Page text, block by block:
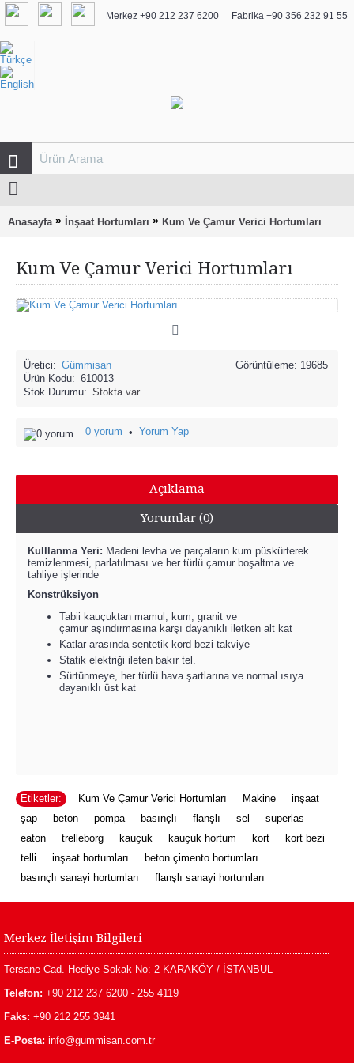
Merkez +90 212 237 6200 Fabrika +90 356 232 91 55
Anasayfa » İnşaat Hortumları » Kum Ve Çamur Verici Hortumları
Kum Ve Çamur Verici Hortumları
Görüntüleme: 19685
Üretici: Gümmisan
Ürün Kodu: 610013
Stok Durumu: Stokta var
0 yorum • Yorum Yap
Açıklama
Yorumlar (0)
Kulllanma Yeri: Madeni levha ve parçaların kum püskürterek
temizlenmesi, parlatılması ve her türlü çamur boşaltma ve
tahliye işlerinde
Konstrüksiyon
Tabii kauçuktan mamul, kum, granit ve
çamur aşındırmasına karşı dayanıklı iletken alt kat
Katlar arasında sentetik kord bezi takviye
Statik elektriği ileten bakır tel.
Sürtünmeye, her türlü hava şartlarına ve normal ısıya
dayanıklı üst kat
Etiketler: Kum Ve Çamur Verici Hortumları Makine inşaat
şap
beton pompa basınçlı flanşlı sel superlas
eaton
trelleborg kauçuk kauçuk hortum kort kort bezi
telli
inşaat hortumları beton çimento hortumları
basınçlı sanayi hortumları
flanşlı sanayi hortumları
Merkez İletişim Bilgileri
Tersane Cad. Hediye Sokak No: 2 KARAKÖY / İSTANBUL
Telefon: +90 212 237 6200 - 255 4119
Faks: +90 212 255 3941
E-Posta: info@gummisan.com.tr